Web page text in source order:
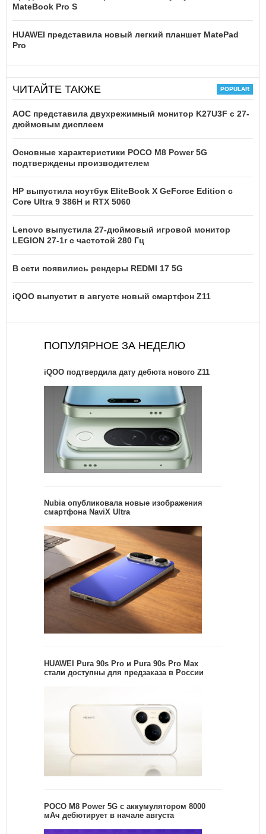
MateBook Pro S
HUAWEI представила новый легкий планшет MatePad
Pro
ЧИТАЙТЕ ТАКЖЕ
AOC представила двухрежимный монитор K27U3F с 27-
дюймовым дисплеем
Основные характеристики POCO M8 Power 5G
подтверждены производителем
HP выпустила ноутбук EliteBook X GeForce Edition с
Core Ultra 9 386H и RTX 5060
Lenovo выпустила 27-дюймовый игровой монитор
LEGION 27-1r с частотой 280 Гц
В сети появились рендеры REDMI 17 5G
iQOO выпустит в августе новый смартфон Z11
ПОПУЛЯРНОЕ ЗА НЕДЕЛЮ
iQOO подтвердила дату дебюта нового Z11
Nubia опубликовала новые изображения
смартфона NaviX Ultra
HUAWEI Pura 90s Pro и Pura 90s Pro Max
стали доступны для предзаказа в России
POCO M8 Power 5G с аккумулятором 8000
мАч дебютирует в начале августа